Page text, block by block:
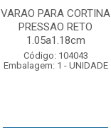
VARAO PARA CORTINA
PRESSAO RETO
1.35a1.48cm
Código: 104060
Embalagem: 1 - UNIDADE